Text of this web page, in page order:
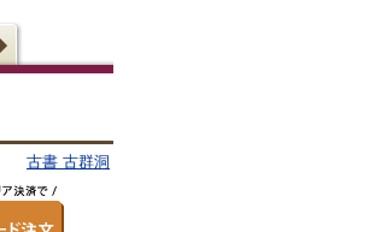
古書 古群洞